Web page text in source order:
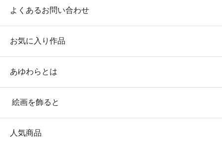
よくあるお問い合わせ
お気に入り作品
あゆわらとは
絵画を飾ると
人気商品